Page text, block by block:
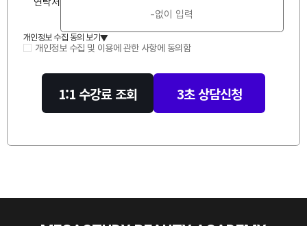
개인정보 수집 동의 보기▲
개인정보 수집 및 이용에 관한 사항에 동의함
1:1 수강료 조회 3초 상담신청